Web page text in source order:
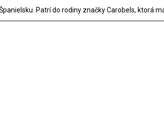
Patrí do rodiny značky Carobels, ktorá